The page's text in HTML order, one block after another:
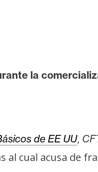
la
de EE UU,
cual acusa de